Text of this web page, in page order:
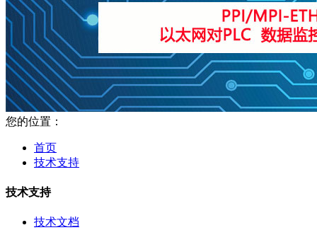
您的位置：
首页
技术支持
技术支持
技术文档